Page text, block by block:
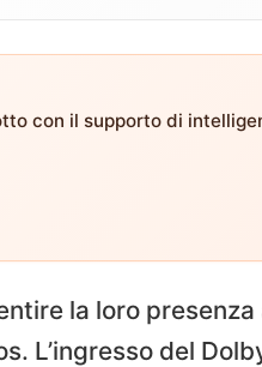
con il supporto di
la loro
L’ingresso del